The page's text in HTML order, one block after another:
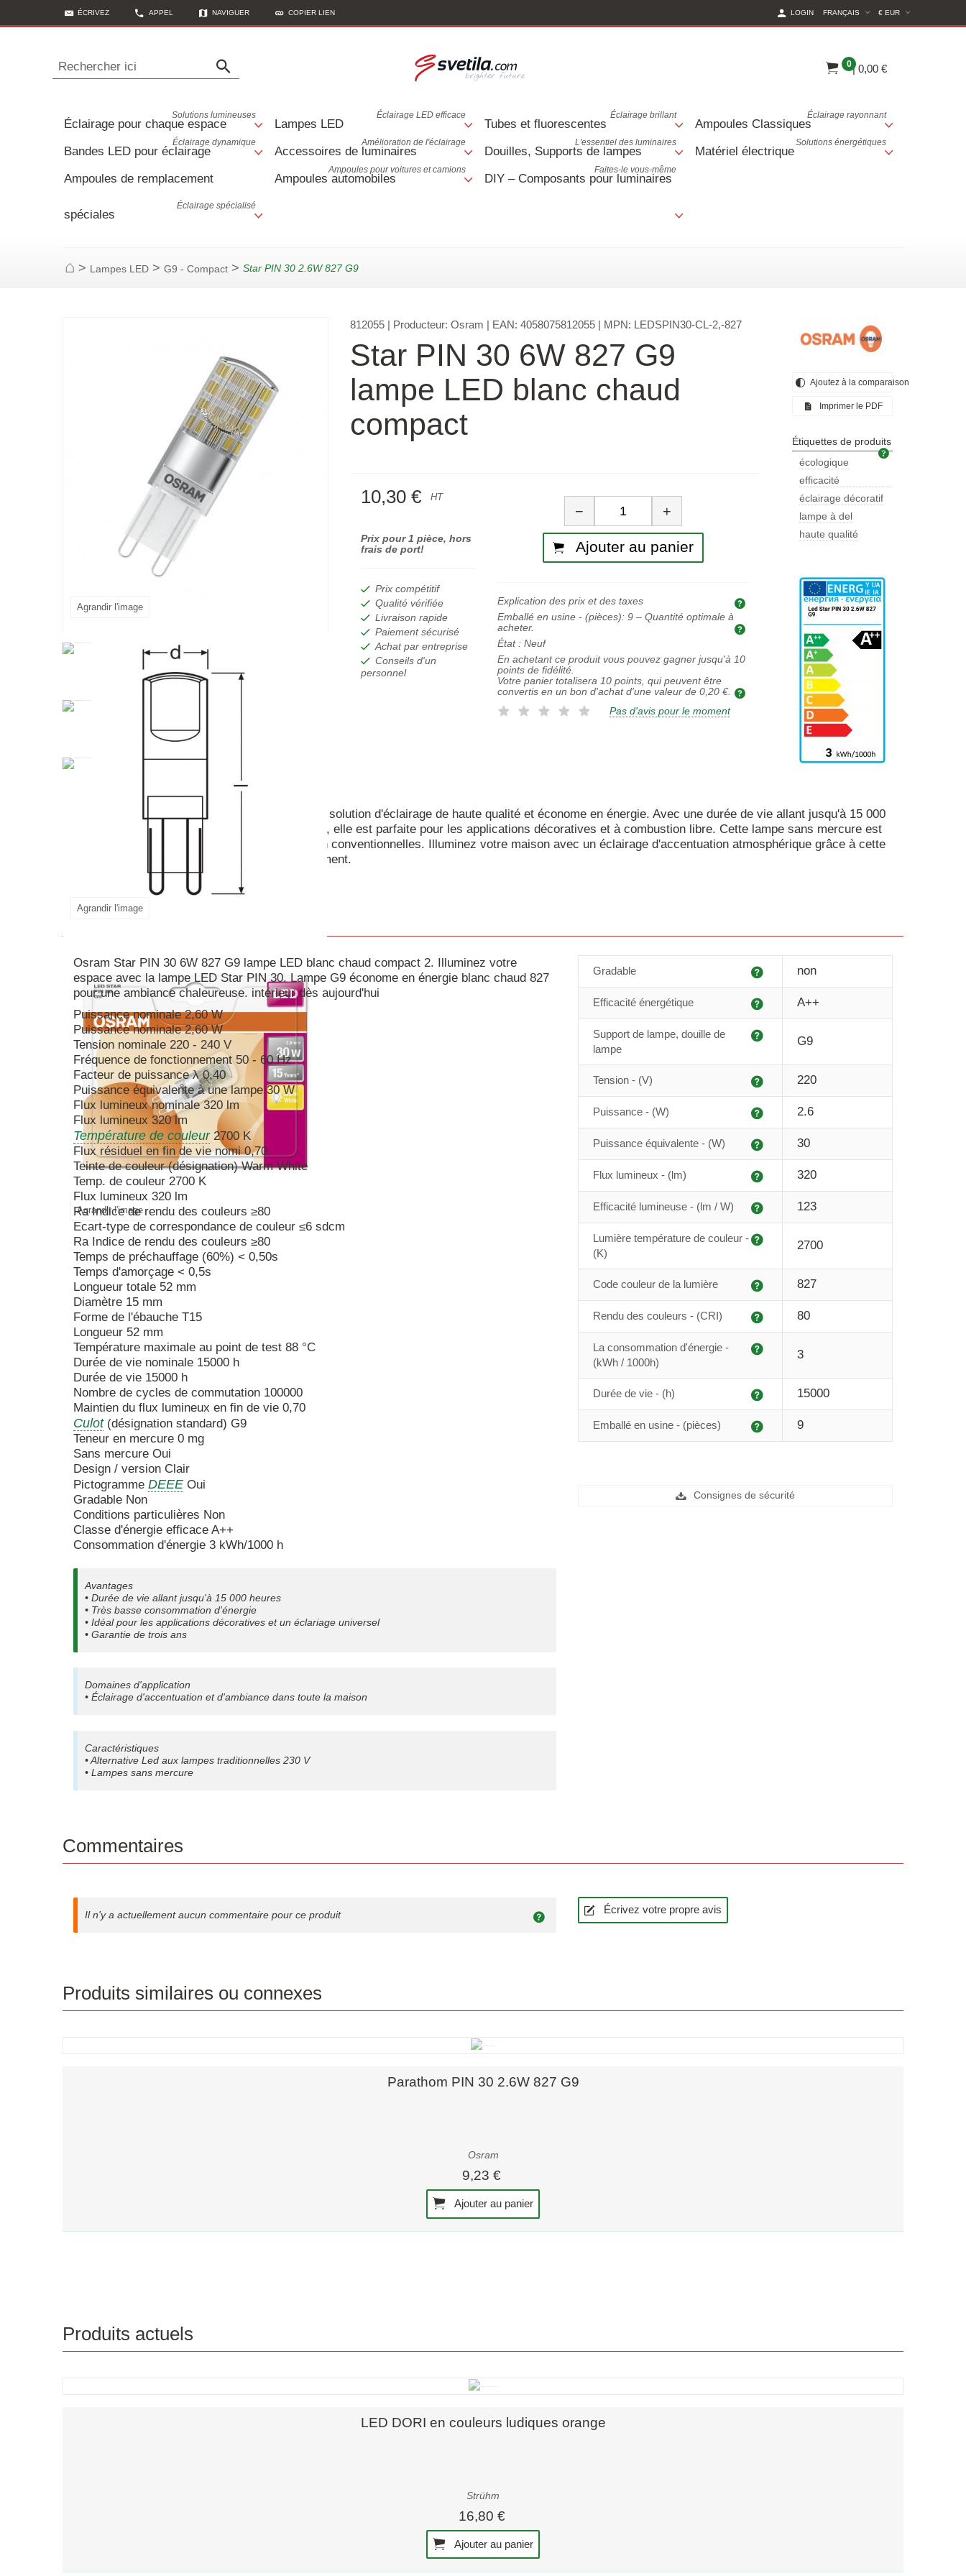
ÉCRIVEZ APPEL NAVIGUER COPIER LIEN € EUR (CURRENT
FRANÇAIS
LOGIN
Rechercher ici 0| 0,00 €
Éclairage pour chaque espace
Solutions lumineuses
Lampes LED
Éclairage LED efficace
Tubes et fluorescentes
Éclairage brillant
Ampoules Classiques
Éclairage rayonnant
Bandes LED pour éclairage
Éclairage dynamique
Accessoires de luminaires
Amélioration de l'éclairage
Douilles, Supports de lampes
L'essentiel des luminaires
Matériel électrique
Solutions énergétiques
Ampoules de remplacement
spéciales
Éclairage spécialisé
Ampoules automobiles
Ampoules pour voitures et camions
DIY – Composants pour luminaires
Faites-le vous-même
Page d'accueil
> Lampes LED > G9 - Compact > Star PIN 30 2.6W 827 G9
Agrandir l'image
Agrandir l'image
Agrandir l'image
812055| Producteur: Osram | EAN: 4058075812055| MPN: LEDSPIN30-CL-2,-827
Star PIN 30 6W 827 G9
lampe LED blanc chaud
compact
10,30 € HT
Prix pour 1 pièce, hors
frais de port!
Prix compétitif
Qualité vérifiée
Livraison rapide
Paiement sécurisé
Achat par entreprise
Conseils d'un
personnel
Quantité
− +
Ajouter au panier
Explication des prix et des taxes
Explication des prix et des taxes
Emballé en usine - (pièces): 9– Quantité optimale à
acheter.
Quantité optimale à acheter
État : Neuf
En achetant ce produit vous pouvez gagner jusqu'à 10
points de fidélité.
Votre panier totalisera 10points, qui peuvent être
convertis en un bon d'achat d'une valeur de 0,20 €.
Pas d'avis pour le moment
Ajoutez à la comparaison
Imprimer le PDF
Étiquettes de produits
Étiquettes de
écologique
efficacité
énergétique
éclairage décoratif
lampe à del
haute qualité
Star PIN 30
est une solution d'éclairage de haute qualité et économe en énergie. Avec une durée de vie allant jusqu'à 15 000
heures et une très faible consommation d'énergie, elle est parfaite pour les applications décoratives et à combustion libre. Cette lampe sans mercure est
une alternative idéale aux lampes à haute tension conventionnelles. Illuminez votre maison avec un éclairage d'accentuation atmosphérique grâce à cette
lampe LED fiable et respectueuse de l'environnement.
En savoir plus
Osram Star PIN 30 6W 827 G9 lampe LED blanc chaud compact 2. Illuminez votre
espace avec la lampe LED Star PIN 30. Lampe G9 économe en énergie blanc chaud 827
pour une ambiance chaleureuse. intérieur dès aujourd'hui
Puissance nominale 2,60 W
Puissance nominale 2,60 W
Tension nominale 220 - 240 V
Fréquence de fonctionnement 50 - 60 Hz
Facteur de puissance λ 0,40
Puissance équivalente à une lampe 30 W
Flux lumineux nominale 320 lm
Flux lumineux 320 lm
Température de couleur2700 K
Flux résiduel en fin de vie nomi 0,70
Teinte de couleur (désignation) Warm White
Temp. de couleur 2700 K
Flux lumineux 320 lm
Ra Indice de rendu des couleurs ≥80
Ecart-type de correspondance de couleur ≤6 sdcm
Ra Indice de rendu des couleurs ≥80
Temps de préchauffage (60%) < 0,50s
Temps d'amorçage < 0,5s
Longueur totale 52 mm
Diamètre 15 mm
Forme de l'ébauche T15
Longueur 52 mm
Température maximale au point de test 88 °C
Durée de vie nominale 15000 h
Durée de vie 15000 h
Nombre de cycles de commutation 100000
Maintien du flux lumineux en fin de vie 0,70
Culot(désignation standard) G9
Teneur en mercure 0 mg
Sans mercure Oui
Design / version Clair
Pictogramme DEEE Oui
Gradable Non
Conditions particulières Non
Classe d'énergie efficace A++
Consommation d'énergie 3 kWh/1000 h
Avantages
• Durée de vie allant jusqu'à 15 000 heures
• Très basse consommation d'énergie
• Idéal pour les applications décoratives et un éclariage universel
• Garantie de trois ans
Domaines d'application
• Éclairage d'accentuation et d'ambiance dans toute la maison
Caractéristiques
• Alternative Led aux lampes traditionnelles 230 V
• Lampes sans mercure
Explication
Gradable non
Explication
Efficacité énergétique A++
Support de lampe, douille de
lampe
G9
Explication
Tension - (V) 220
Explication
Puissance - (W) 2.6
Explication
Puissance équivalente - (W) 30
Explication
Flux lumineux - (lm) 320
Explication
Efficacité lumineuse - (lm / W) 123
Lumière température de couleur -
(K)
2700
Explication
Code couleur de la lumière 827
Explication
Rendu des couleurs - (CRI) 80
La consommation d'énergie -
(kWh / 1000h)
3
Explication
Durée de vie - (h) 15000
Explication
Emballé en usine - (pièces) 9
Consignes de sécurité
Commentaires
Il n'y a actuellement aucun commentaire pour ce produit Écrivez votre propre avis
Produits similaires ou connexes
Parathom PIN 30 2.6W 827 G9
Osram
9,23 €
Ajouter au panier
Produits actuels
LED DORI en couleurs ludiques orange
Strühm
16,80 €
Ajouter au panier